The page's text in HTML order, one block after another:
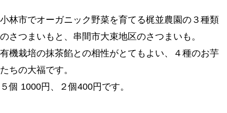
小林市でオーガニック野菜を育てる梶並農園の３種類
のさつまいもと、串間市大束地区のさつまいも。
有機栽培の抹茶餡との相性がとてもよい、４種のお芋
たちの大福です。
５個 1000円、２個400円です。